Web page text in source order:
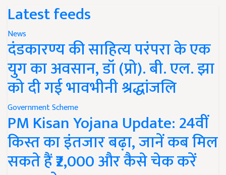
Latest feeds
News
दंडकारण्य की साहित्य परंपरा के एक
युग का अवसान, डॉ (प्रो). बी. एल. झा
को दी गई भावभीनी श्रद्धांजलि
Government Scheme
PM Kisan Yojana Update: 24वीं
किस्त का इंतजार बढ़ा, जानें कब मिल
सकते हैं ₹2,000 और कैसे चेक करें